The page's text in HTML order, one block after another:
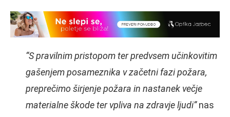
“S pravilnim pristopom ter predvsem učinkovitim
gašenjem posameznika v začetni fazi požara,
preprečimo širjenje požara in nastanek večje
materialne škode ter vpliva na zdravje ljudi”nas